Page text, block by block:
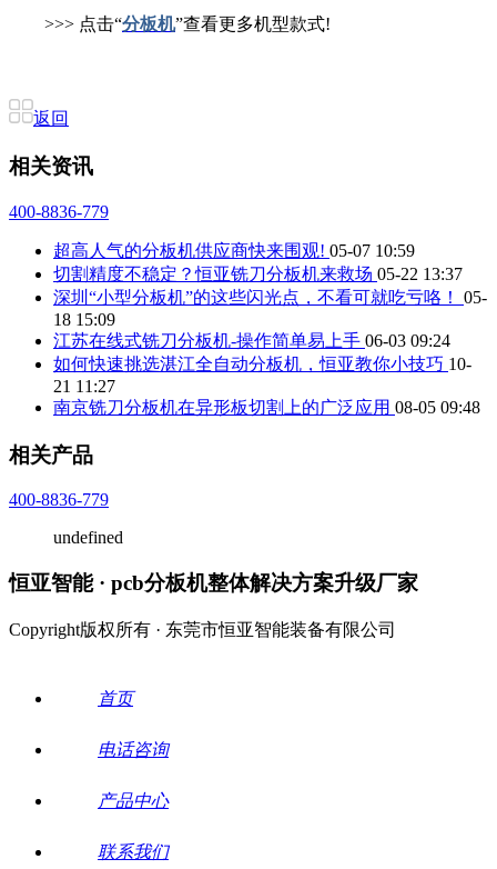
>>> 点击“分板机”查看更多机型款式!
返回
相关资讯
400-8836-779
超高人气的分板机供应商快来围观! 05-07 10:59
切割精度不稳定？恒亚铣刀分板机来救场 05-22 13:37
深圳“小型分板机”的这些闪光点，不看可就吃亏咯！ 05-
18 15:09
江苏在线式铣刀分板机-操作简单易上手 06-03 09:24
如何快速挑选湛江全自动分板机，恒亚教你小技巧 10-
21 11:27
南京铣刀分板机在异形板切割上的广泛应用 08-05 09:48
相关产品
400-8836-779
undefined
恒亚智能 · pcb分板机整体解决方案升级厂家
Copyright版权所有 · 东莞市恒亚智能装备有限公司
首页
电话咨询
产品中心
联系我们